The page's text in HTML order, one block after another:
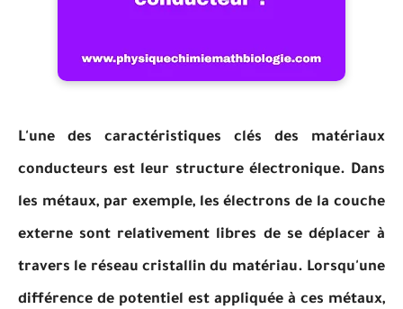
L'une des caractéristiques clés des matériaux
conducteurs est leur structure électronique. Dans
les métaux, par exemple, les électrons de la couche
externe sont relativement libres de se déplacer à
travers le réseau cristallin du matériau. Lorsqu'une
différence de potentiel est appliquée à ces métaux,